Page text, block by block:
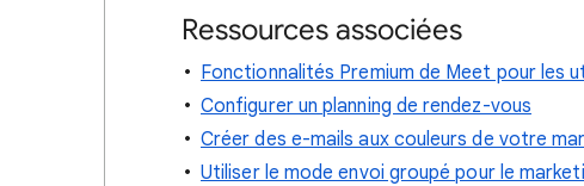
Ressources associées
Fonctionnalités Premium de Meet pour les
Configurer un planning de rendez-vous
Créer des e-mails aux couleurs de votre
Utiliser le mode envoi groupé pour le